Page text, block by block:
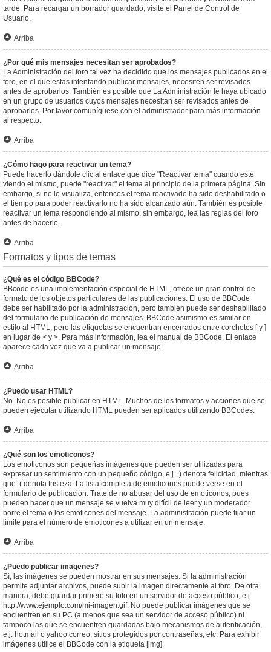
tarde. Para recargar un borrador guardado, visite el Panel de Control de
Usuario.
Arriba
¿Por qué mis mensajes necesitan ser aprobados?
La Administración del foro tal vez ha decidido que los mensajes publicados en el
foro, en el que estas intentando publicar mensajes, necesiten ser revisados
antes de aprobarlos. También es posible que La Administración le haya ubicado
en un grupo de usuarios cuyos mensajes necesitan ser revisados antes de
aprobarlos. Por favor comuníquese con el administrador para más información
al respecto.
Arriba
¿Cómo hago para reactivar un tema?
Puede hacerlo dándole clic al enlace que dice "Reactivar tema" cuando esté
viendo el mismo, puede "reactivar" el tema al principio de la primera página. Sin
embargo, si no lo visualiza, entonces el tema reactivado ha sido deshabilitado o
el tiempo para poder reactivarlo no ha sido alcanzado aún. También es posible
reactivar un tema respondiendo al mismo, sin embargo, lea las reglas del foro
antes de hacerlo.
Arriba
Formatos y tipos de temas
¿Qué es el código BBCode?
BBcode es una implementación especial de HTML, ofrece un gran control de
formato de los objetos particulares de las publicaciones. El uso de BBCode
debe ser habilitado por la administración, pero también puede ser deshabilitado
del formulario de publicación de mensajes. BBCode asimismo es similar en
estilo al HTML, pero las etiquetas se encuentran encerrados entre corchetes [ y ]
en lugar de < y >. Para más información, lea el manual de BBCode. El enlace
aparece cada vez que va a publicar un mensaje.
Arriba
¿Puedo usar HTML?
No. No es posible publicar en HTML. Muchos de los formatos y acciones que se
pueden ejecutar utilizando HTML pueden ser aplicados utilizando BBCodes.
Arriba
¿Qué son los emoticonos?
Los emoticonos son pequeñas imágenes que pueden ser utilizadas para
expresar un sentimiento con un pequeño código, e.j. :) denota felicidad, mientras
que :( denota tristeza. La lista completa de emoticones puede verse en el
formulario de publicación. Trate de no abusar del uso de emoticonos, pues
pueden hacer que un mensaje se vuelva muy difícil de leer y un moderador
borre el tema o los emoticones del mensaje. La administración puede fijar un
límite para el número de emoticones a utilizar en un mensaje.
Arriba
¿Puedo publicar imagenes?
Sí, las imágenes se pueden mostrar en sus mensajes. Si la administración
permite adjuntar archivos, puede subir la imagen directamente al foro. De otra
manera, debe guardar primero su foto en un servidor de acceso público, e.j.
http://www.ejemplo.com/mi-imagen.gif. No puede publicar imágenes que se
encuentren en su PC (a menos que sea un servidor de acceso público) ni
tampoco las que se encuentren guardadas bajo mecanismos de autenticación,
e.j. hotmail o yahoo correo, sitios protegidos por contraseñas, etc. Para exhibir
imágenes utilice el BBCode con la etiqueta [img].